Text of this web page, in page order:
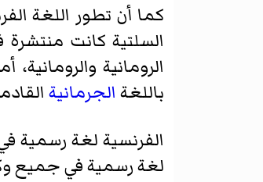
كما أن تطور اللغة
السلتية كانت
الرومانية
باللغة الجرمانية
الفرنسية لغة رسمية في 29 بلداً، تشكل بمعظمها ما
لغة رسمية في جميع